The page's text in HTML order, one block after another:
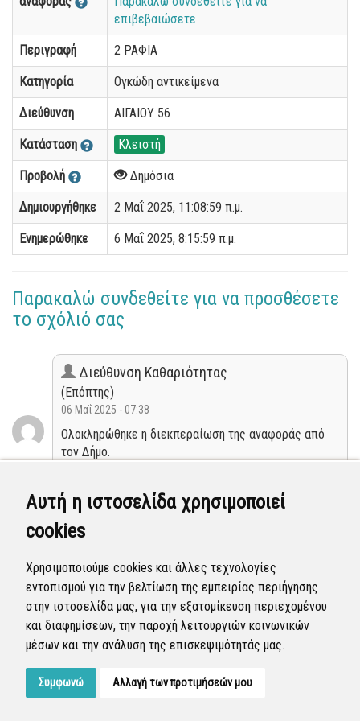
Αυτή η ιστοσελίδα χρησιμοποιεί
cookies
Χρησιμοποιούμε cookies και άλλες τεχνολογίες
εντοπισμού για την βελτίωση της εμπειρίας περιήγησης
στην ιστοσελίδα μας, για την εξατομίκευση περιεχομένου
και διαφημίσεων, την παροχή λειτουργιών κοινωνικών
μέσων και την ανάλυση της επισκεψιμότητάς μας.
Συμφωνώ Αλλαγή των προτιμήσεών μου
επιβεβαιώσετε
Περιγραφή 2 ΡΑΦΙΑ
Κατηγορία Ογκώδη αντικείμενα
Διεύθυνση ΑΙΓΑΙΟΥ 56
Κατάσταση Κλειστή
Προβολή Δημόσια
Δημιουργήθηκε 2 Μαΐ 2025, 11:08:59 π.μ.
Ενημερώθηκε 6 Μαΐ 2025, 8:15:59 π.μ.
Παρακαλώ συνδεθείτε για να προσθέσετε
το σχόλιό σας
Διεύθυνση Καθαριότητας
(Επόπτης)
06 Μαΐ 2025 - 07:38
Ολοκληρώθηκε η διεκπεραίωση της αναφοράς από
τον Δήμο.
Διεύθυνση Καθαριότητας
(Επόπτης)
03 Μαΐ 2025 - 04:50
Η αναφορά προγραμματίστηκε να επιλυθεί.
Προγραμματισμένη